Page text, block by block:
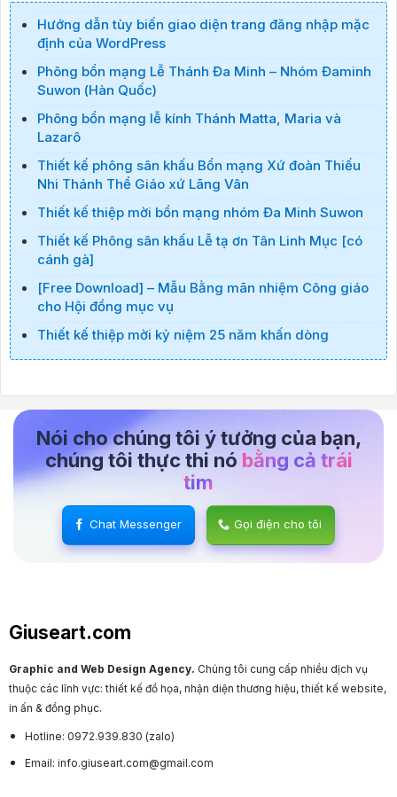
Hướng dẫn tùy biến giao diện trang đăng nhập mặc
định của WordPress
Phông bổn mạng Lễ Thánh Đa Minh – Nhóm Đaminh
Suwon (Hàn Quốc)
Phông bổn mạng lễ kính Thánh Matta, Maria và
Lazarô
Thiết kế phông sân khấu Bổn mạng Xứ đoàn Thiếu
Nhi Thánh Thể Giáo xứ Lãng Vân
Thiết kế thiệp mời bổn mạng nhóm Đa Minh Suwon
Thiết kế Phông sân khấu Lễ tạ ơn Tân Linh Mục [có
cánh gà]
[Free Download] – Mẫu Bằng mãn nhiệm Công giáo
cho Hội đồng mục vụ
Thiết kế thiệp mời kỷ niệm 25 năm khấn dòng
Nói cho chúng tôi ý tưởng của bạn,
chúng tôi thực thi nó bằng cả trái
tim
Chat Messenger Gọi điện cho tôi
Giuseart.com
Graphic and Web Design Agency. Chúng tôi cung cấp nhiều dịch vụ
thuộc các lĩnh vực: thiết kế đồ họa, nhận diện thương hiệu, thiết kế website,
in ấn & đồng phục.
Hotline: 0972.939.830 (zalo)
Email: info.giuseart.com@gmail.com